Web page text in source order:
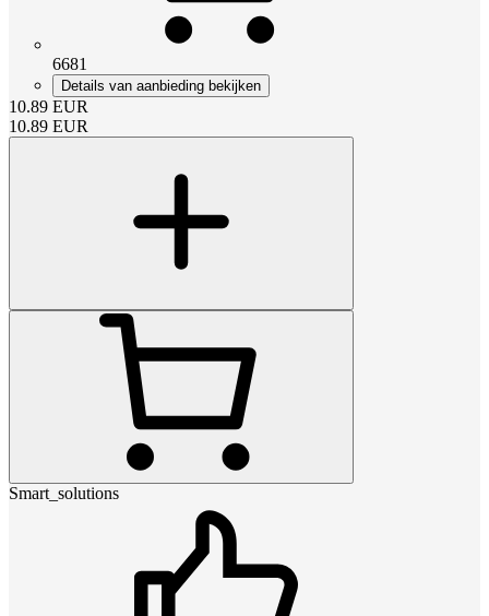
6681
Details van aanbieding bekijken
10.89 EUR
10.89 EUR
Smart_solutions